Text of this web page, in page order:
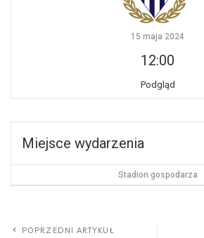
15 maja 2024
12:00
Podgląd
Miejsce wydarzenia
Stadion gospodarza
POPRZEDNI ARTYKUŁ